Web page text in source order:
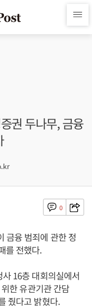
권 두나무, 금융
0
금융 범죄에 관한 정
를 전했다.
16층 대회의실에서
한 유관기관 간담
줬다고 밝혔다.